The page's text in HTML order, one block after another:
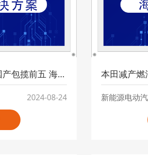
2024Q2手机销量数据：国产包揽前五 海瑞思科技为手机防水护航
2024-08-24 新能源电动